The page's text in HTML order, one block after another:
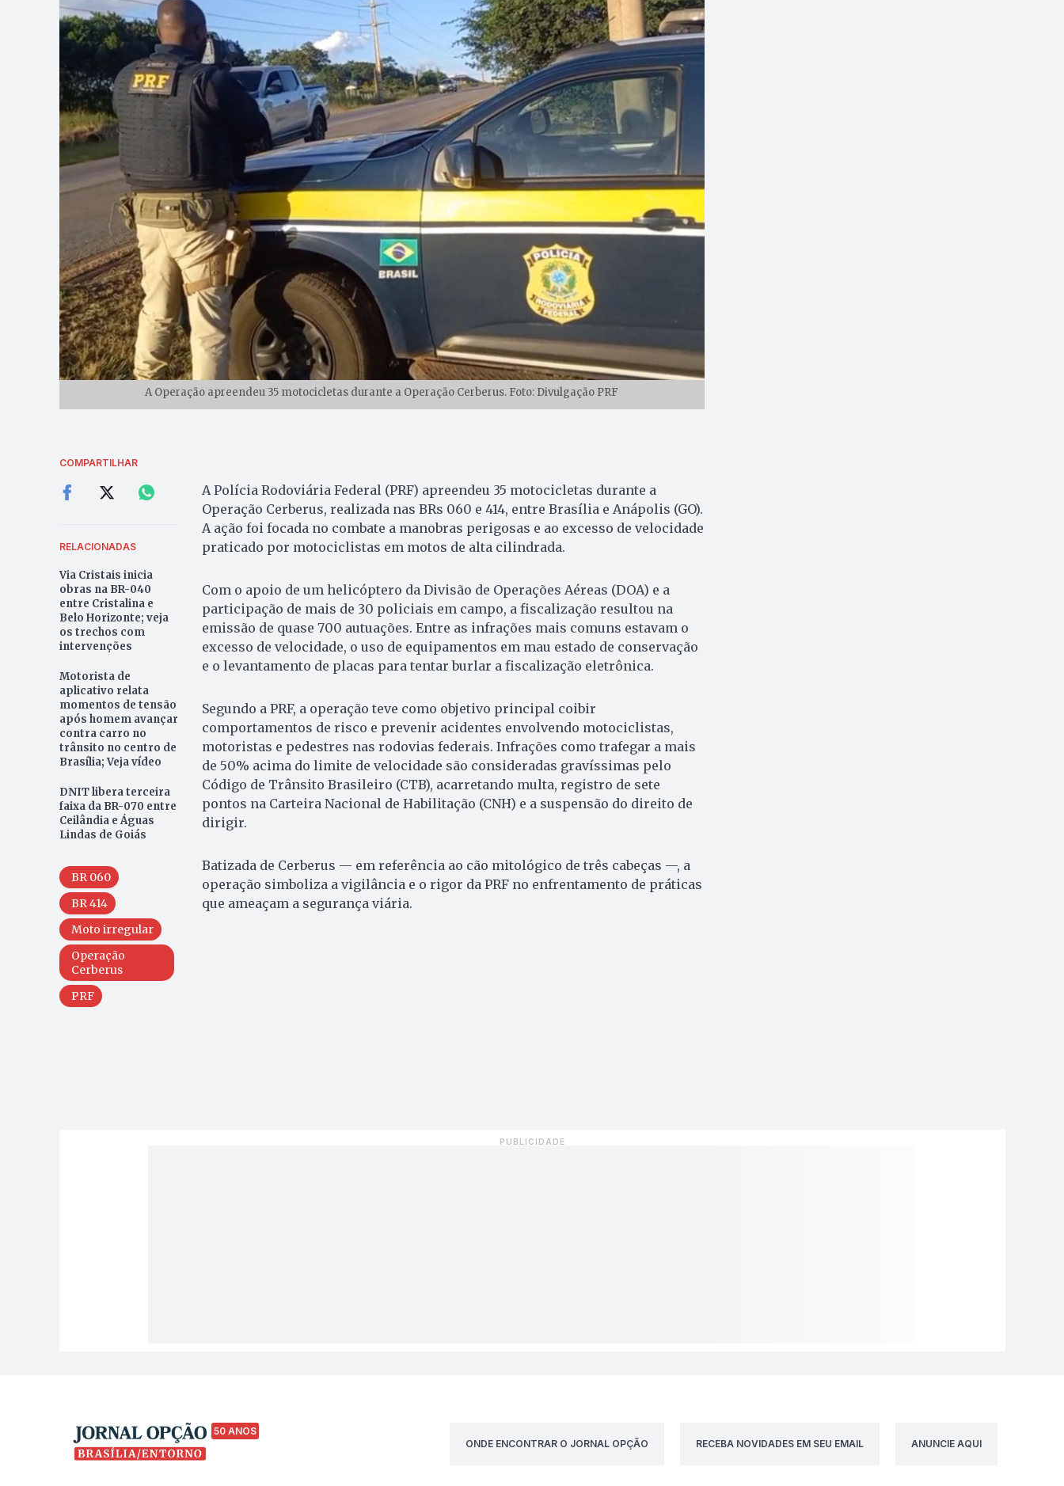
A Operação apreendeu 35 motocicletas durante a Operação Cerberus. Foto: Divulgação PRF
COMPARTILHAR
RELACIONADAS
Via Cristais inicia
obras na BR-040
entre Cristalina e
Belo Horizonte; veja
os trechos com
intervenções
Motorista de
aplicativo relata
momentos de tensão
após homem avançar
contra carro no
trânsito no centro de
Brasília; Veja vídeo
DNIT libera terceira
faixa da BR-070 entre
Ceilândia e Águas
Lindas de Goiás
BR 060
BR 414
Moto irregular
Operação
Cerberus
PRF
A Polícia Rodoviária Federal (PRF) apreendeu 35 motocicletas durante a
Operação Cerberus, realizada nas BRs 060 e 414, entre Brasília e Anápolis (GO).
A ação foi focada no combate a manobras perigosas e ao excesso de velocidade
praticado por motociclistas em motos de alta cilindrada.
Com o apoio de um helicóptero da Divisão de Operações Aéreas (DOA) e a
participação de mais de 30 policiais em campo, a fiscalização resultou na
emissão de quase 700 autuações. Entre as infrações mais comuns estavam o
excesso de velocidade, o uso de equipamentos em mau estado de conservação
e o levantamento de placas para tentar burlar a fiscalização eletrônica.
Segundo a PRF, a operação teve como objetivo principal coibir
comportamentos de risco e prevenir acidentes envolvendo motociclistas,
motoristas e pedestres nas rodovias federais. Infrações como trafegar a mais
de 50% acima do limite de velocidade são consideradas gravíssimas pelo
Código de Trânsito Brasileiro (CTB), acarretando multa, registro de sete
pontos na Carteira Nacional de Habilitação (CNH) e a suspensão do direito de
dirigir.
Batizada de Cerberus — em referência ao cão mitológico de três cabeças —, a
operação simboliza a vigilância e o rigor da PRF no enfrentamento de práticas
que ameaçam a segurança viária.
50 ANOS
ONDE ENCONTRAR O JORNAL OPÇÃO
RECEBA NOVIDADES EM SEU EMAIL ANUNCIE AQUI